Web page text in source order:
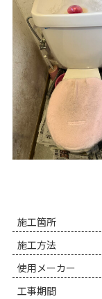
施工箇所
施工方法
使用メーカー
工事期間